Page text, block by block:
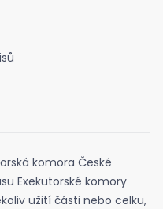
komora České
Exekutorské komory
užití části nebo celku,